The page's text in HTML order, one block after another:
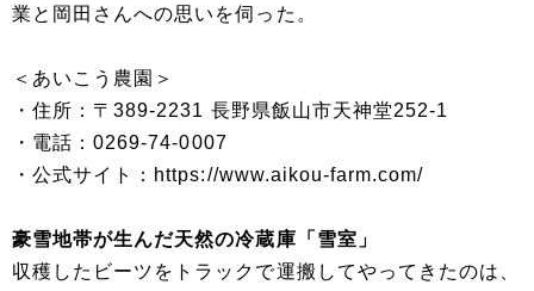
業と岡田さんへの思いを伺った。
＜あいこう農園＞
・住所：〒389-2231 長野県飯山市天神堂252-1
・電話：0269-74-0007
・公式サイト：https://www.aikou-farm.com/
豪雪地帯が生んだ天然の冷蔵庫「雪室」
収穫したビーツをトラックで運搬してやってきたのは、